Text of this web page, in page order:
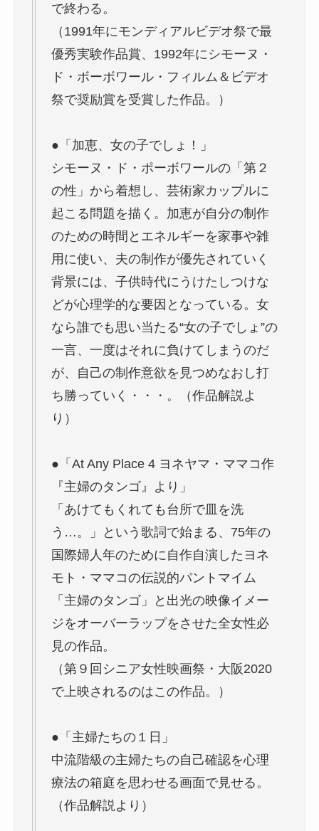
で終わる。
（1991年にモンディアルビデオ祭で最
優秀実験作品賞、1992年にシモーヌ・
ド・ボーボワール・フィルム＆ビデオ
祭で奨励賞を受賞した作品。）
●「加恵、女の子でしょ！」
シモーヌ・ド・ポーボワールの「第２
の性」から着想し、芸術家カップルに
起こる問題を描く。加恵が自分の制作
のための時間とエネルギーを家事や雑
用に使い、夫の制作が優先されていく
背景には、子供時代にうけたしつけな
どが心理学的な要因となっている。女
なら誰でも思い当たる“女の子でしょ”の
一言、一度はそれに負けてしまうのだ
が、自己の制作意欲を見つめなおし打
ち勝っていく・・・。（作品解説よ
り）
●「At Any Place 4 ヨネヤマ・ママコ作
『主婦のタンゴ』より」
「あけてもくれても台所で皿を洗
う…。」という歌詞で始まる、75年の
国際婦人年のために自作自演したヨネ
モト・ママコの伝説的パントマイム
「主婦のタンゴ」と出光の映像イメー
ジをオーバーラップをさせた全女性必
見の作品。
（第９回シニア女性映画祭・大阪2020
で上映されるのはこの作品。）
●「主婦たちの１日」
中流階級の主婦たちの自己確認を心理
療法の箱庭を思わせる画面で見せる。
（作品解説より）